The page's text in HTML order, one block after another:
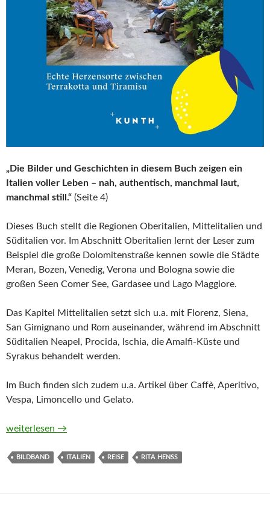
„Die Bilder und Geschichten in diesem Buch zeigen ein
Italien voller Leben – nah, authentisch, manchmal laut,
manchmal still.“ (Seite 4)
Dieses Buch stellt die Regionen Oberitalien, Mittelitalien und
Süditalien vor. Im Abschnitt Oberitalien lernt der Leser zum
Beispiel die große Dolomitenstraße kennen sowie die Städte
Meran, Bozen, Venedig, Verona und Bologna sowie die
großen Seen Comer See, Gardasee und Lago Maggiore.
Das Kapitel Mittelitalien setzt sich u.a. mit Florenz, Siena,
San Gimignano und Rom auseinander, während im Abschnitt
Süditalien Neapel, Procida, Ischia, die Amalfi-Küste und
Syrakus behandelt werden.
Im Buch finden sich zudem u.a. Artikel über Caffè, Aperitivo,
Vespa, Limoncello und Gelato.
Ciao Italien. Echte Herzensorte zwischen Terrakotta und
weiterlesen →
BILDBAND ITALIEN REISE RITA HENSS